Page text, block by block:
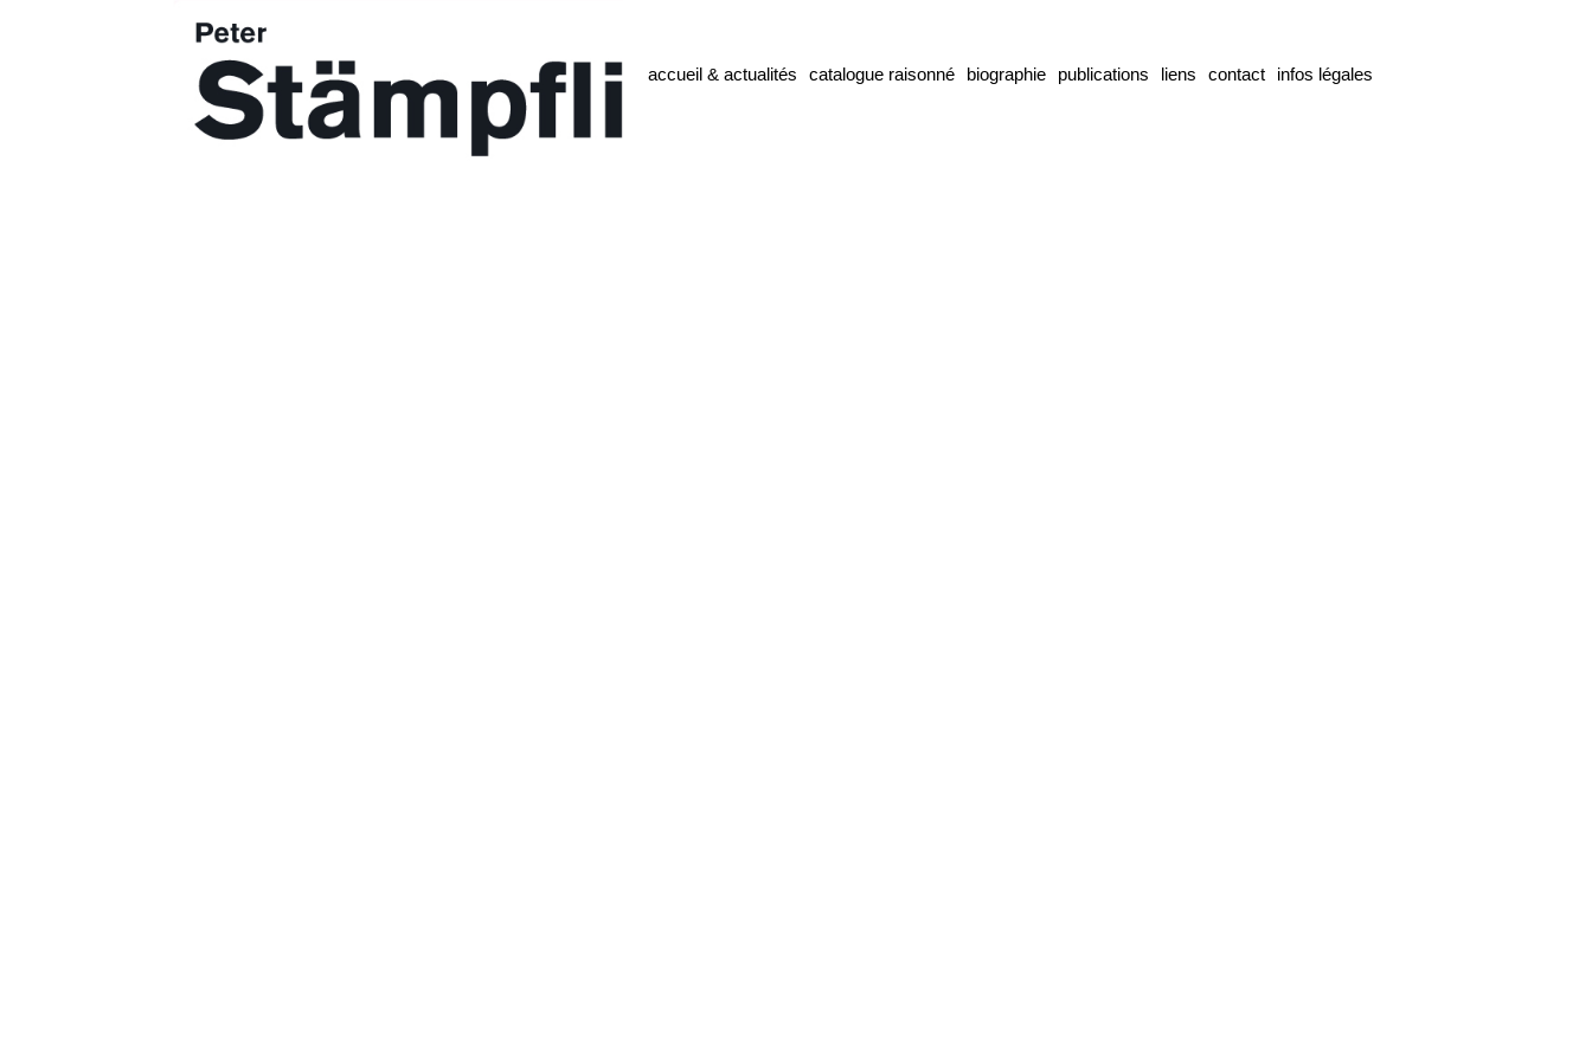
accueil & actualités catalogue raisonné biographie publications liens contact infos légales